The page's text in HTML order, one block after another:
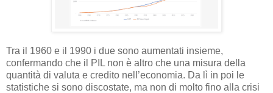
Tra il 1960 e il 1990 i due sono aumentati insieme,
confermando che il PIL non è altro che una misura della
quantità di valuta e credito nell’economia. Da lì in poi le
statistiche si sono discostate, ma non di molto fino alla crisi